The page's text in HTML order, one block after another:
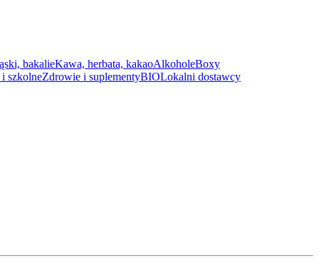
bakalieKawa, herbata, kakaoAlkoholeBoxy
szkolneZdrowie i suplementyBIOLokalni dostawcy